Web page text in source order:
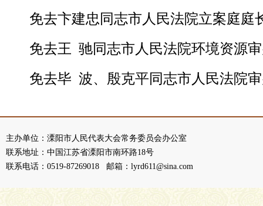
免去卞建忠同志市人民法院立案庭庭
免去王 驰同志市人民法院环境资源
免去毕 波、殷克平同志市人民法院
主办单位：溧阳市人民代表大会常务委员会办公室
联系地址：中国江苏省溧阳市南环路18号
联系电话：0519-87269018 邮箱：lyrd611@sina.com